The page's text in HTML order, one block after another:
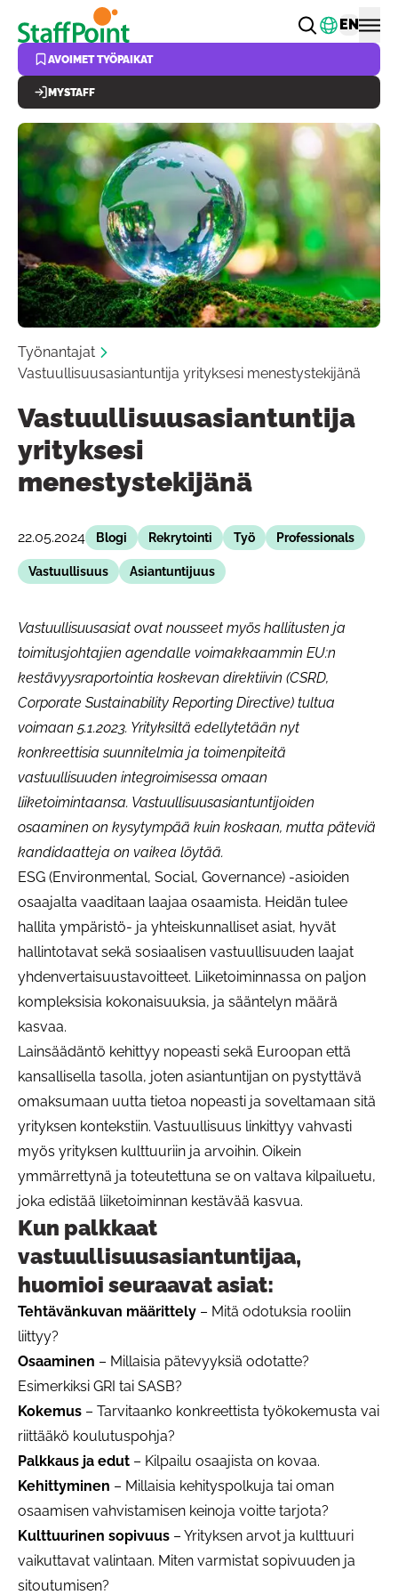
Hyppää pääsisältöön Vaihda
EN
AVOIMET TYÖPAIKAT
MYSTAFF
Työnantajat
Vastuullisuusasiantuntija yrityksesi menestystekijänä
Vastuullisuusasiantuntija
yrityksesi
menestystekijänä
22.05.2024 Blogi Rekrytointi Työ Professionals
Vastuullisuus Asiantuntijuus
Vastuullisuusasiat ovat nousseet myös hallitusten ja
toimitusjohtajien agendalle voimakkaammin EU:n
kestävyysraportointia koskevan direktiivin (CSRD,
Corporate Sustainability Reporting Directive) tultua
voimaan 5.1.2023. Yrityksiltä edellytetään nyt
konkreettisia suunnitelmia ja toimenpiteitä
vastuullisuuden integroimisessa omaan
liiketoimintaansa. Vastuullisuusasiantuntijoiden
osaaminen on kysytympää kuin koskaan, mutta päteviä
kandidaatteja on vaikea löytää.
ESG (Environmental, Social, Governance) -asioiden
osaajalta vaaditaan laajaa osaamista. Heidän tulee
hallita ympäristö- ja yhteiskunnalliset asiat, hyvät
hallintotavat sekä sosiaalisen vastuullisuuden laajat
yhdenvertaisuustavoitteet. Liiketoiminnassa on paljon
kompleksisia kokonaisuuksia, ja sääntelyn määrä
kasvaa.
Lainsäädäntö kehittyy nopeasti sekä Euroopan että
kansallisella tasolla, joten asiantuntijan on pystyttävä
omaksumaan uutta tietoa nopeasti ja soveltamaan sitä
yrityksen kontekstiin. Vastuullisuus linkittyy vahvasti
myös yrityksen kulttuuriin ja arvoihin. Oikein
ymmärrettynä ja toteutettuna se on valtava kilpailuetu,
joka edistää liiketoiminnan kestävää kasvua.
Kun palkkaat
vastuullisuusasiantuntijaa,
huomioi seuraavat asiat:
Tehtävänkuvan määrittely – Mitä odotuksia rooliin
liittyy?
Osaaminen – Millaisia pätevyyksiä odotatte?
Esimerkiksi GRI tai SASB?
Kokemus – Tarvitaanko konkreettista työkokemusta vai
riittääkö koulutuspohja?
Palkkaus ja edut – Kilpailu osaajista on kovaa.
Kehittyminen – Millaisia kehityspolkuja tai oman
osaamisen vahvistamisen keinoja voitte tarjota?
Kulttuurinen sopivuus – Yrityksen arvot ja kulttuuri
vaikuttavat valintaan. Miten varmistat sopivuuden ja
sitoutumisen?